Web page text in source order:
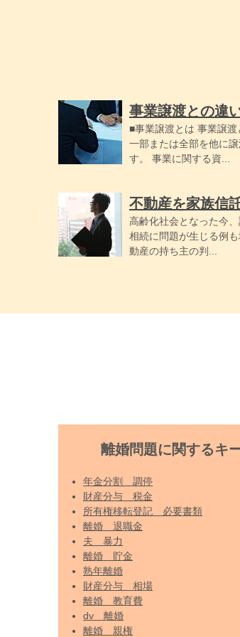
事業譲渡との違
■事業譲渡とは 事業譲
一部または全部を他に
す。 事業に関する資...
不動産を家族信
高齢化社会となった今
相続に問題が生じる例
動産の持ち主の判...
離婚問題に関するキ
年金分割 調停
財産分与 税金
所有権移転登記 必要書類
離婚 退職金
夫 暴力
離婚 貯金
熟年離婚
財産分与 相場
離婚 教育費
dv 離婚
離婚 親権